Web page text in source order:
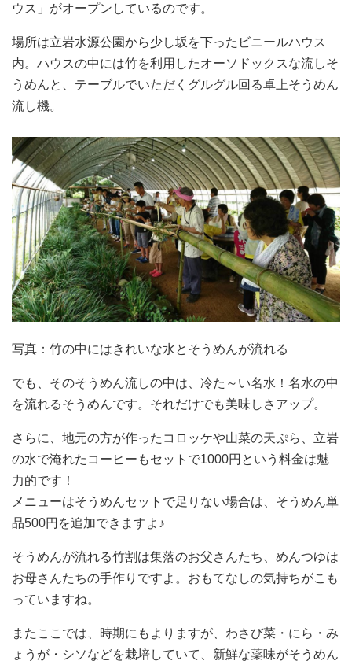
ウス」がオープンしているのです。
場所は立岩水源公園から少し坂を下ったビニールハウス
内。ハウスの中には竹を利用したオーソドックスな流しそ
うめんと、テーブルでいただくグルグル回る卓上そうめん
流し機。
写真：竹の中にはきれいな水とそうめんが流れる
でも、そのそうめん流しの中は、冷た～い名水！名水の中
を流れるそうめんです。それだけでも美味しさアップ。
さらに、地元の方が作ったコロッケや山菜の天ぷら、立岩
の水で淹れたコーヒーもセットで1000円という料金は魅
力的です！
メニューはそうめんセットで足りない場合は、そうめん単
品500円を追加できますよ♪
そうめんが流れる竹割は集落のお父さんたち、めんつゆは
お母さんたちの手作りですよ。おもてなしの気持ちがこも
っていますね。
またここでは、時期にもよりますが、わさび菜・にら・み
ょうが・シソなどを栽培していて、新鮮な薬味がそうめん